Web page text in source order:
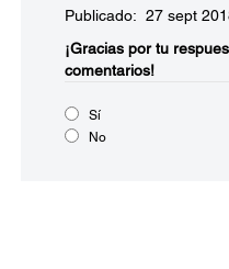
Publicado: 27 sept
¡Gracias por tu
comentarios!
Sí
No